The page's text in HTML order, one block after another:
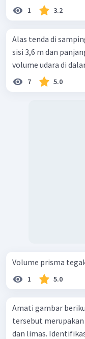
1 3.2
Alas tenda di
sisi 3,6 m dan
volume udara di
7 5.0
Volume prisma
1 5.0
Amati gambar berikut! Bangun ruang pada
tersebut
dan limas.